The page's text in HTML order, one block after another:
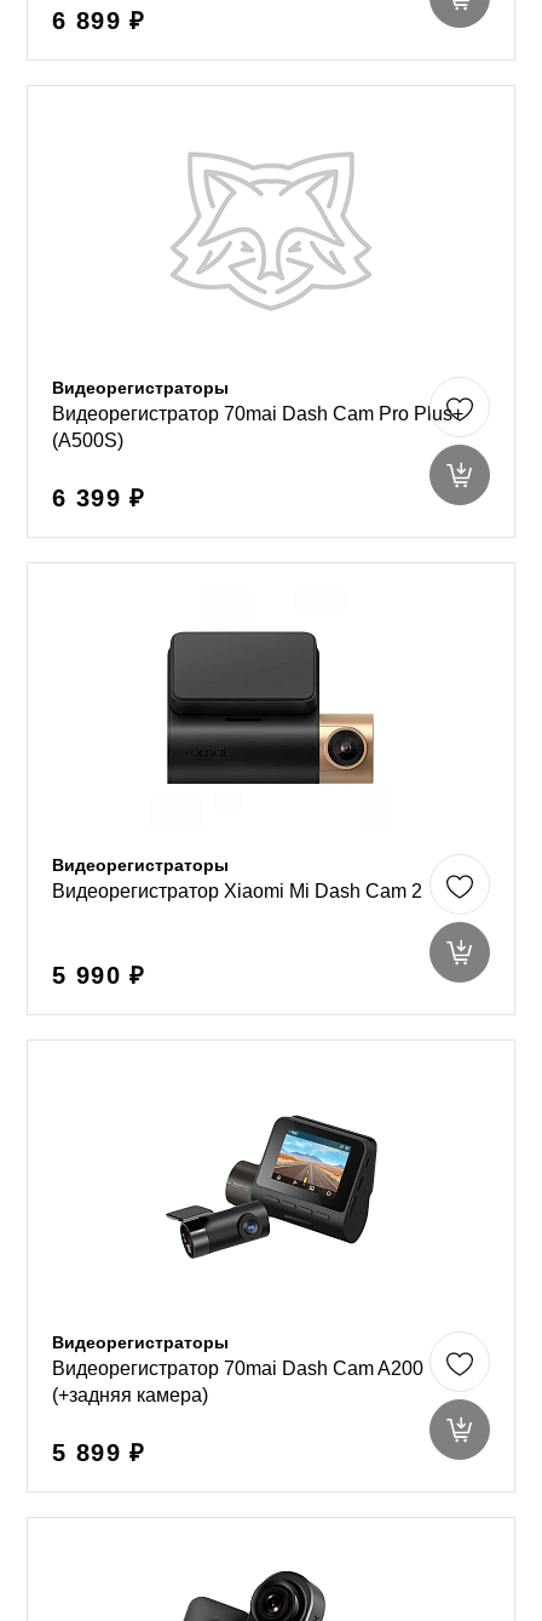
6 899 ₽
Видеорегистраторы
Видеорегистратор 70mai Dash Cam Pro Plus+
(A500S)
6 399 ₽
Видеорегистраторы
Видеорегистратор Xiaomi Mi Dash Cam 2
5 990 ₽
Видеорегистраторы
Видеорегистратор 70mai Dash Cam A200
(+задняя камера)
5 899 ₽